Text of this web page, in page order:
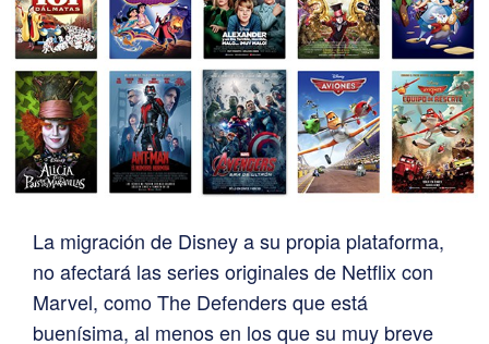
La migración de Disney a su propia plataforma,
no afectará las series originales de Netflix con
Marvel, como The Defenders que está
buenísima, al menos en los que su muy breve